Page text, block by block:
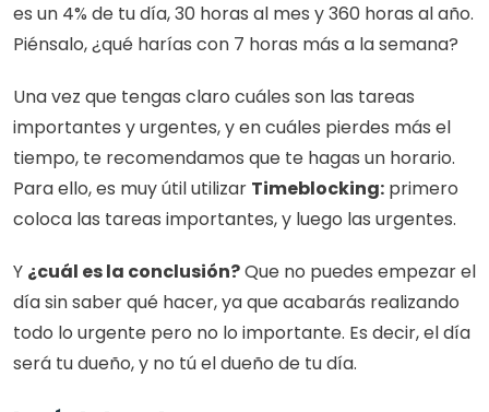
es un 4% de tu día, 30 horas al mes y 360 horas al año.
Piénsalo, ¿qué harías con 7 horas más a la semana?
Una vez que tengas claro cuáles son las tareas
importantes y urgentes, y en cuáles pierdes más el
tiempo, te recomendamos que te hagas un horario.
Para ello, es muy útil utilizar Timeblocking: primero
coloca las tareas importantes, y luego las urgentes.
Y ¿cuál es la conclusión? Que no puedes empezar el
día sin saber qué hacer, ya que acabarás realizando
todo lo urgente pero no lo importante. Es decir, el día
será tu dueño, y no tú el dueño de tu día.